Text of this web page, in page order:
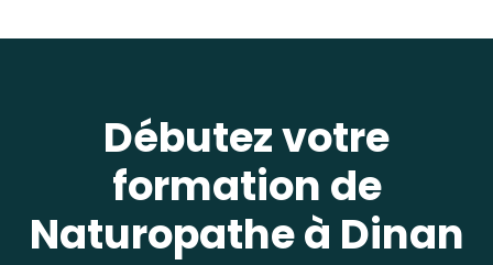
Débutez votre
formation de
Naturopathe à Dinan